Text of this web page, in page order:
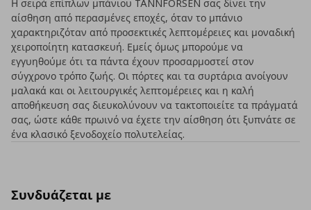
Η σειρά επίπλων μπάνιου TÄNNFORSEN σας δίνει την
αίσθηση από περασμένες εποχές, όταν το μπάνιο
χαρακτηριζόταν από προσεκτικές λεπτομέρειες και μοναδική
χειροποίητη κατασκευή. Εμείς όμως μπορούμε να
εγγυηθούμε ότι τα πάντα έχουν προσαρμοστεί στον
σύγχρονο τρόπο ζωής. Οι πόρτες και τα συρτάρια ανοίγουν
μαλακά και οι λειτουργικές λεπτομέρειες και η καλή
αποθήκευση σας διευκολύνουν να τακτοποιείτε τα πράγματά
σας, ώστε κάθε πρωινό να έχετε την αίσθηση ότι ξυπνάτε σε
ένα κλασικό ξενοδοχείο πολυτελείας.
Συνδυάζεται με